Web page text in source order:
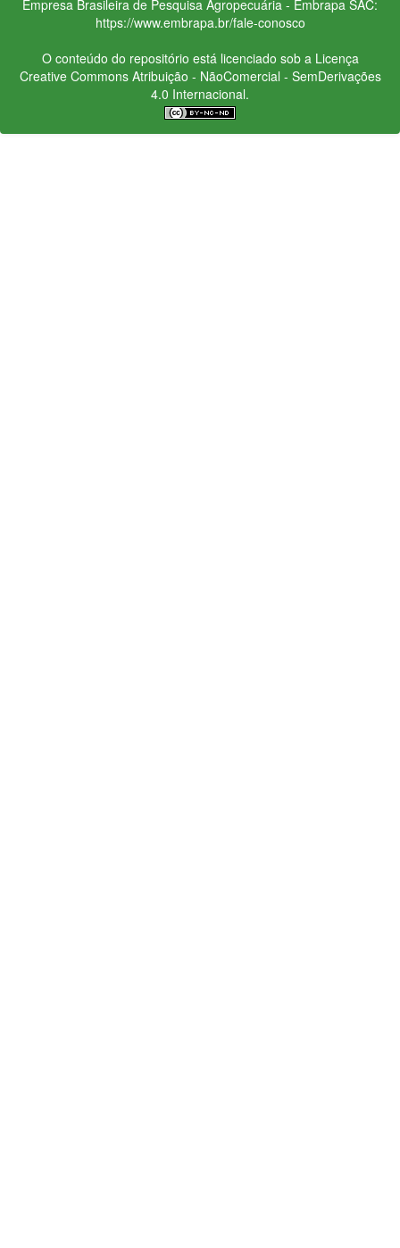
Empresa Brasileira de Pesquisa Agropecuária - Embrapa SAC:
https://www.embrapa.br/fale-conosco
O conteúdo do repositório está licenciado sob a Licença
Creative CommonsAtribuição - NãoComercial - SemDerivações
4.0 Internacional.